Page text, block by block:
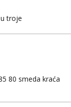
troje
80 smeda kraća